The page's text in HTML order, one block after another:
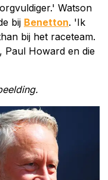
Watson
bij Benetton. 'Ik
bij het raceteam.
Paul Howard en die